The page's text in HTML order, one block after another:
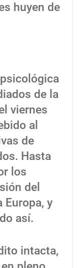
huyen de
de la
viernes
al
de
Hasta
los
del
Europa, y
así.
intacta,